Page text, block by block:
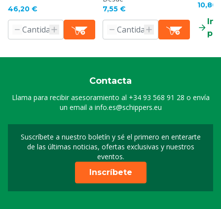
46,20 € 7,55 € 10,80
Contacta
Llama para recibir asesoramiento al +34 93 568 91 28 o envía
un email a info.es@schippers.eu
Suscríbete a nuestro boletín y sé el primero en enterarte
de las últimas noticias, ofertas exclusivas y nuestros
eventos.
Suscripción a nuestro
Inscríbete